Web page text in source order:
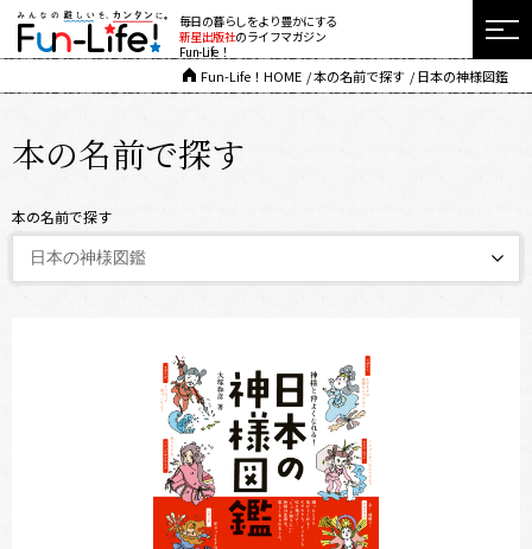
毎日の暮らしをより豊かにする
新星出版社のライフマガジン
Fun-Life！
Fun-Life！HOME 本の名前で探す 日本の神様図鑑
本の名前で探す
本の名前で探す